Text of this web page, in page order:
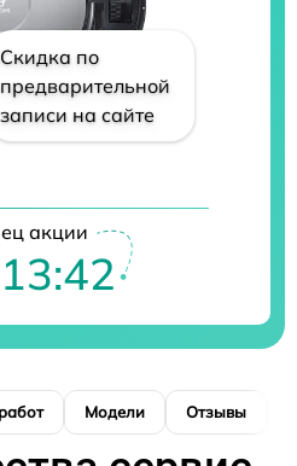
Скидка по
предварительной
записи на сайте
акции
Модели Отзывы